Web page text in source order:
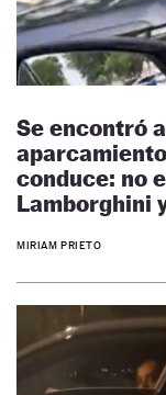
Se encontró
conduce: no
Lamborghini
MIRIAM PRIETO